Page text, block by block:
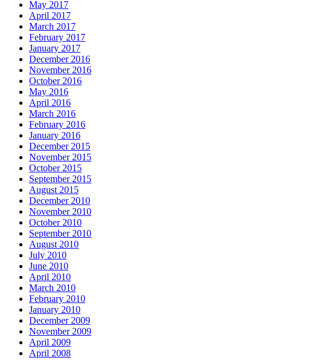
May 2017
April 2017
March 2017
February 2017
January 2017
December 2016
November 2016
October 2016
May 2016
April 2016
March 2016
February 2016
January 2016
December 2015
November 2015
October 2015
September 2015
August 2015
December 2010
November 2010
October 2010
September 2010
August 2010
July 2010
June 2010
April 2010
March 2010
February 2010
January 2010
December 2009
November 2009
April 2009
April 2008